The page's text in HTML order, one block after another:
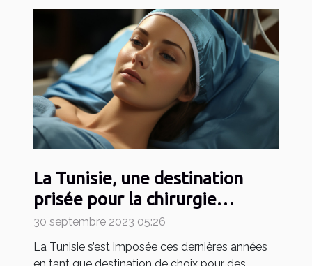
La Tunisie, une destination
prisée pour la chirurgie
esthétique
30 septembre 2023 05:26
La Tunisie s’est imposée ces dernières années